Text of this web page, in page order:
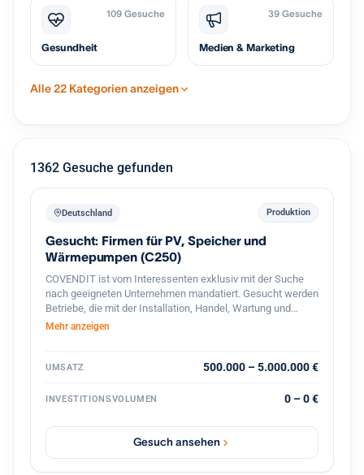
109 Gesuche
Gesundheit
39 Gesuche
Medien & Marketing
Alle 22 Kategorien anzeigen
1362 Gesuche gefunden
Deutschland Produktion
Gesucht: Firmen für PV, Speicher und
Wärmepumpen (C250)
COVENDIT ist vom Interessenten exklusiv mit der Suche
nach geeigneten Unternehmen mandatiert. Gesucht werden
Betriebe, die mit der Installation, Handel, Wartung und
Verkauf von Solar- / PV-Anlagen, PV-Module, Speicher,
Installation, Betrieb, Wartung und Verkauf von Solar- / PV-
Brandenburg, Sachsen, Bayern, Baden-Württemberg,
Mitarbeiter: 5-50 Umsatz: 0,5-5 MEUR Beteiligung: 60% aber
flexibel, partnerschaftlich Management: Altgesellschafter
gerne weiter aktiv
Mehr anzeigen
UMSATZ 500.000 – 5.000.000 €
INVESTITIONSVOLUMEN 0 – 0 €
Gesuch ansehen